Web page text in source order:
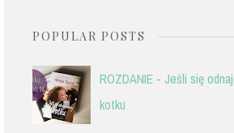
POPULAR POSTS
ROZDANIE - Jeśli się
kotku